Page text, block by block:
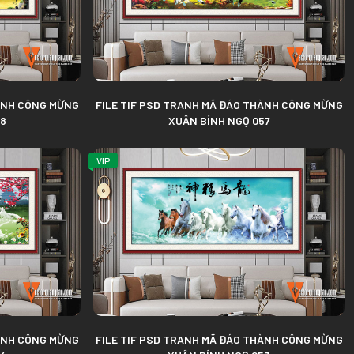
Phông Nền AI EPS
Phông Nền Corel
CÔNG MỪNG
FILE TIF PSD TRANH MÃ ĐÁO THÀNH CÔNG MỪNG
XUÂN BÍNH NGỌ 057
CÔNG MỪNG
VIP
FILE TIF PSD TRANH MÃ ĐÁO THÀNH CÔNG MỪNG